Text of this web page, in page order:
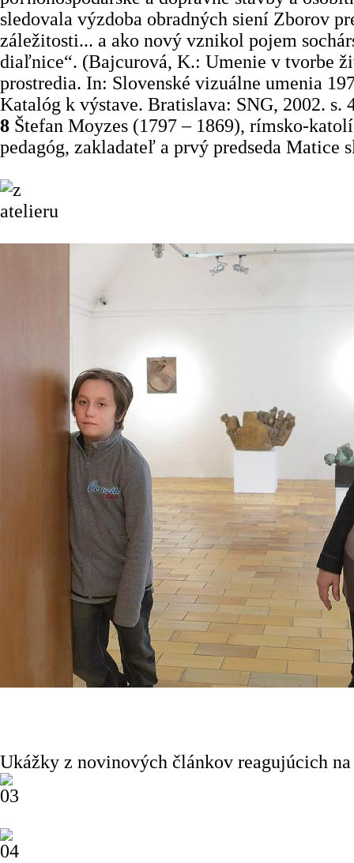
sledovala výzdoba obradných siení Zborov
záležitosti... a ako nový vznikol pojem
diaľnice“. (Bajcurová, K.: Umenie v tvorbe
prostredia. In: Slovenské vizuálne umenia
Katalóg k výstave. Bratislava: SNG, 2002. s.
8 Štefan Moyzes (1797 – 1869), rímsko-
pedagóg, zakladateľ a prvý predseda Matice
Ukážky z novinových článkov reagujúcich